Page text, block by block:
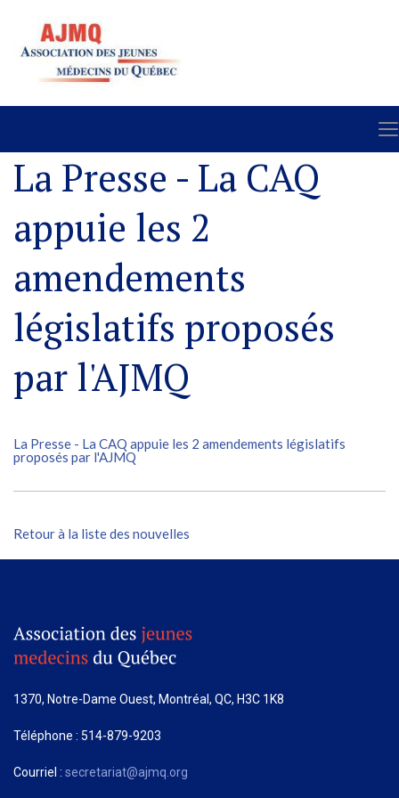
La Presse - La CAQ
appuie les 2
amendements
législatifs proposés
par l'AJMQ
La Presse - La CAQ appuie les 2 amendements législatifs
proposés par l'AJMQ
Retour à la liste des nouvelles
1370, Notre-Dame Ouest, Montréal, QC, H3C 1K8
Téléphone : 514-879-9203
Courriel : secretariat@ajmq.org